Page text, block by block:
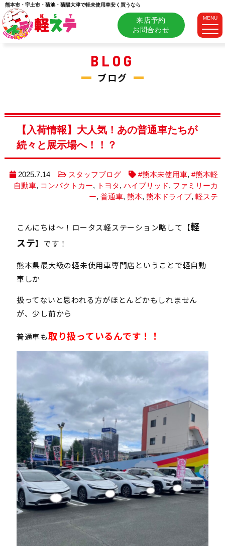
熊本市・宇土市・菊池・菊陽大津で軽未使用車安く買うなら
来店予約
お問合わせ
MENU
BLOG
ブログ
【入荷情報】大人気！あの普通車たちが
続々と展示場へ！！？
2025.7.14 スタッフブログ #熊本未使用車,#熊本軽
自動車, コンパクトカー, トヨタ,ハイブリッド, ファミリーカ
ー,普通車,熊本,熊本ドライブ,軽ステ
こんにちは～！ロータス軽ステーション略して【軽
ステ】です！
熊本県最大級の軽未使用車専門店ということで軽自動
車しか
扱ってないと思われる方がほとんどかもしれません
が、少し前から
普通車も取り扱っているんです！！